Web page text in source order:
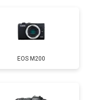
EOS M200